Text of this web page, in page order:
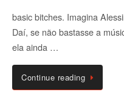
basic bitches. Imagina
Daí, se não bastasse a
ela ainda …
Continue reading